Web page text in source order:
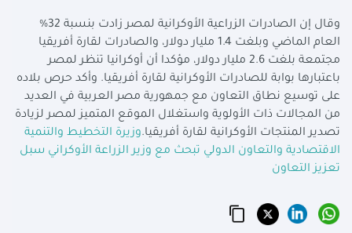
وقال إن الصادرات الزراعية الأوكرانية لمصر زادت بنسبة 32%
العام الماضي وبلغت 1.4 مليار دولار، والصادرات لقارة أفريقيا
مجتمعة بلغت 2.6 مليار دولار، مؤكدا أن أوكرانيا تنظر لمصر
باعتبارها بوابة للصادرات الأوكرانية لقارة أفريقيا. وأكد حرص بلاده
على توسيع نطاق التعاون مع جمهورية مصر العربية في العديد
من المجالات ذات الأولوية واستغلال الموقع المتميز لمصر لزيادة
تصدير المنتجات الأوكرانية لقارة أفريقيا.وزيرة التخطيط والتنمية
الاقتصادية والتعاون الدولي تبحث مع وزير الزراعة الأوكراني سبل
تعزيز التعاون